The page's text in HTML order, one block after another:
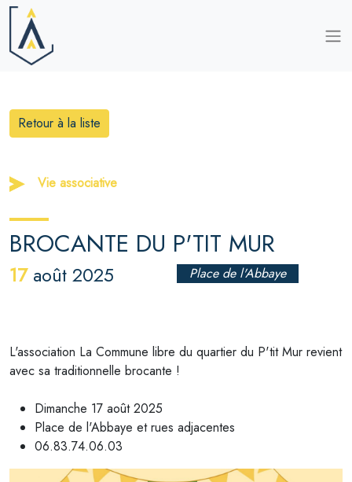
Retour à la liste
Vie associative
BROCANTE DU P'TIT MUR
17août 2025 Place de l'Abbaye
L'association La Commune libre du quartier du P'tit Mur revient
avec sa traditionnelle brocante !
Dimanche 17 août 2025
Place de l'Abbaye et rues adjacentes
06.83.74.06.03